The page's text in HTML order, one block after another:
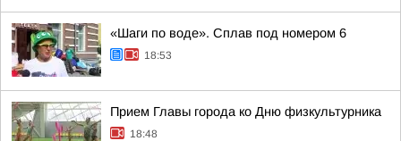
«Шаги по воде». Сплав под номером 6
18:53
Прием Главы города ко Дню физкультурника
18:48